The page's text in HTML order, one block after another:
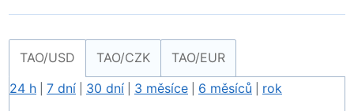
TAO/USD TAO/CZK
TAO/EUR
24 h
7 dní 30 dní 3 měsíce 6 měsíců rok